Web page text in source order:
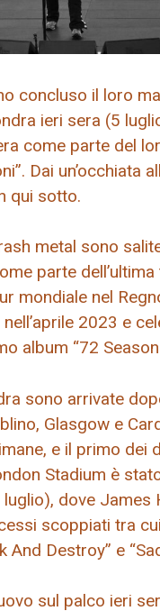
concluso il loro
ieri sera (5
come parte del
Dai un’occhiata
qui sotto.
metal sono
parte
mondiale nel
2023 e
album “72
sono arrivate
Glasgow e
e il primo dei
Stadium è
dove James
scoppiati tra
And Destroy” e
sul palco ieri